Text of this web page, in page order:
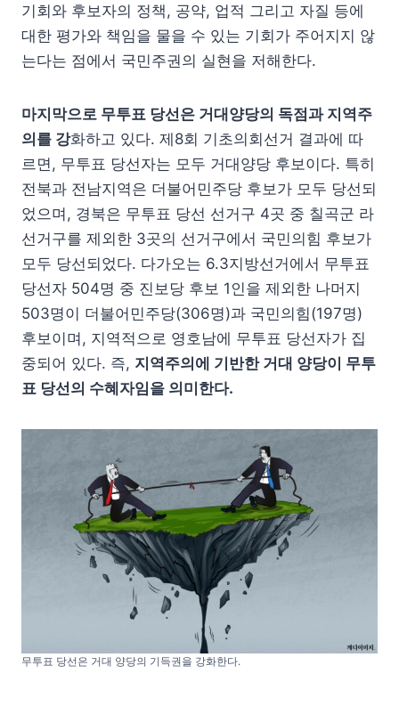
기회와 후보자의 정책, 공약, 업적 그리고 자질 등에
대한 평가와 책임을 물을 수 있는 기회가 주어지지 않
는다는 점에서 국민주권의 실현을 저해한다.
마지막으로 무투표 당선은 거대양당의 독점과 지역주
의를 강화하고 있다. 제8회 기초의회선거 결과에 따
르면, 무투표 당선자는 모두 거대양당 후보이다. 특히
전북과 전남지역은 더불어민주당 후보가 모두 당선되
었으며, 경북은 무투표 당선 선거구 4곳 중 칠곡군 라
선거구를 제외한 3곳의 선거구에서 국민의힘 후보가
모두 당선되었다. 다가오는 6.3지방선거에서 무투표
당선자 504명 중 진보당 후보 1인을 제외한 나머지
503명이 더불어민주당(306명)과 국민의힘(197명)
후보이며, 지역적으로 영호남에 무투표 당선자가 집
중되어 있다. 즉, 지역주의에 기반한 거대 양당이 무투
표 당선의 수혜자임을 의미한다.
무투표 당선은 거대 양당의 기득권을 강화한다.